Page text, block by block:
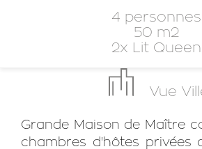
4 personnes
50 m2
2x Lit Queen
Vue
Grande Maison de Maître
chambres d'hôtes privées